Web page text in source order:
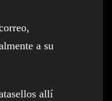
a su
allí